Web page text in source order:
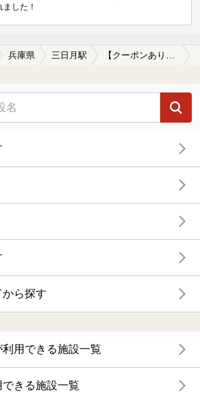
した！
兵庫県 三日月駅
ら探す
用できる施設一覧
きる施設一覧